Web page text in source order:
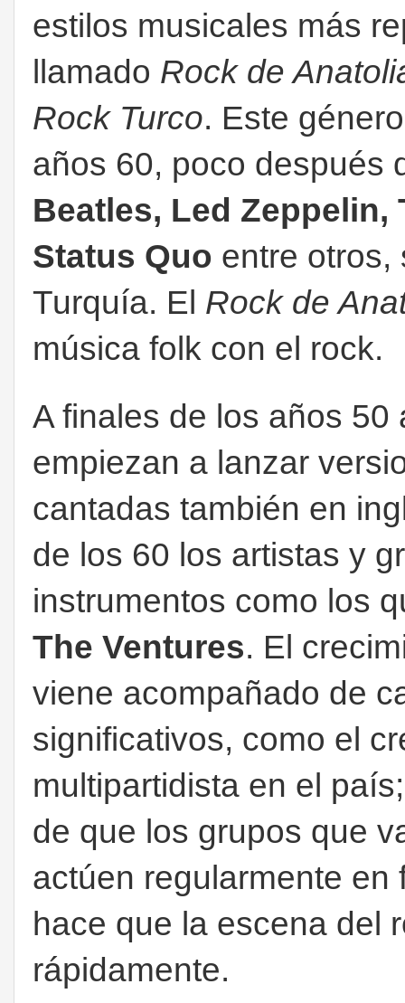
estilos musicales más
llamado Rock de
Rock Turco. Este
años 60, poco después
Beatles, Led Zeppelin,
Status Quo entre otros,
Turquía. El Rock de
música folk con el rock.
A finales de los años
empiezan a lanzar
cantadas también en
de los 60 los artistas y
instrumentos como los
The Ventures. El
viene acompañado de
significativos, como el
multipartidista en el
de que los grupos que
actúen regularmente
hace que la escena del
rápidamente.